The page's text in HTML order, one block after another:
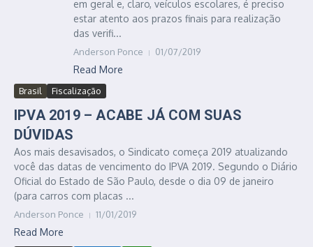
em geral e, claro, veículos escolares, é preciso
estar atento aos prazos finais para realização
das verifi...
Anderson Ponce 01/07/2019
Read More
Brasil Fiscalização
IPVA 2019 – ACABE JÁ COM SUAS
DÚVIDAS
Aos mais desavisados, o Sindicato começa 2019 atualizando
você das datas de vencimento do IPVA 2019. Segundo o Diário
Oficial do Estado de São Paulo, desde o dia 09 de janeiro
(para carros com placas ...
Anderson Ponce 11/01/2019
Read More